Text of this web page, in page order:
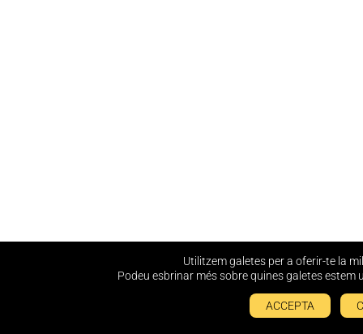
Utilitzem galetes per a oferir-te la
Podeu esbrinar més sobre quines galetes
ACCEPTA